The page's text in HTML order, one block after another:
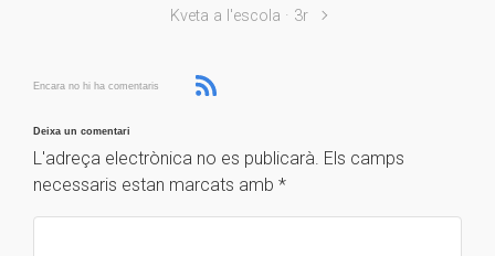
Kveta a l'escola · 3r
Encara no hi ha comentaris
Deixa un comentari
L'adreça electrònica no es publicarà. Els camps
necessaris estan marcats amb *